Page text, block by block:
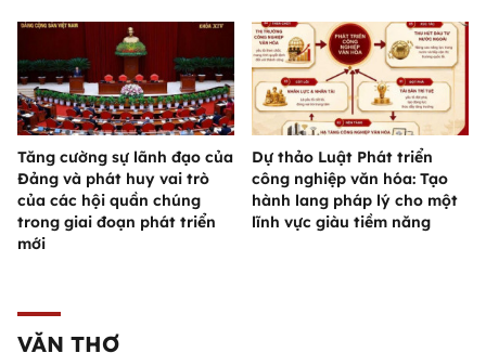
Tăng cường sự lãnh đạo của
Đảng và phát huy vai trò
của các hội quần chúng
trong giai đoạn phát triển
mới
Dự thảo Luật Phát triển
công nghiệp văn hóa: Tạo
hành lang pháp lý cho một
lĩnh vực giàu tiềm năng
VĂN THƠ